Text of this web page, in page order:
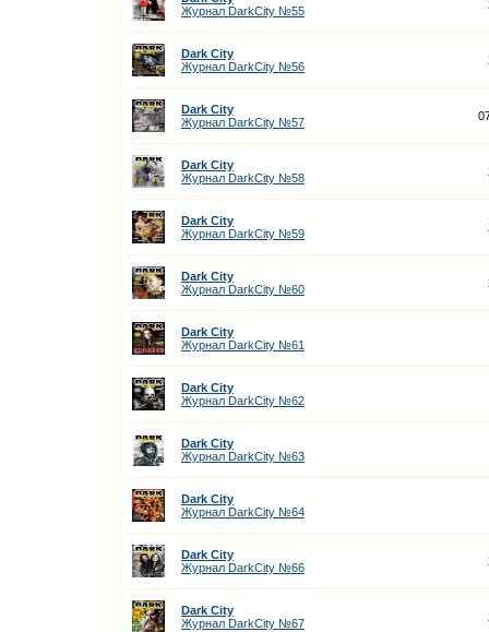
Журнал DarkCity №55
Dark City
Журнал DarkCity №56
Dark City
Журнал DarkCity №57
Dark City
Журнал DarkCity №58
Dark City
Журнал DarkCity №59
Dark City
Журнал DarkCity №60
Dark City
Журнал DarkCity №61
Dark City
Журнал DarkCity №62
Dark City
Журнал DarkCity №63
Dark City
Журнал DarkCity №64
Dark City
Журнал DarkCity №66
Dark City
Журнал DarkCity №67